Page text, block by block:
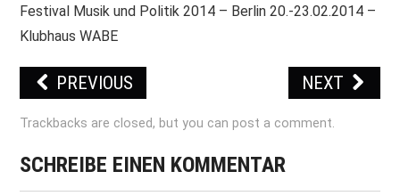
Festival Musik und Politik 2014 – Berlin 20.-23.02.2014 –
Klubhaus WABE
PREVIOUS NEXT
Trackbacks are closed, but you canpost a comment.
SCHREIBE EINEN KOMMENTAR